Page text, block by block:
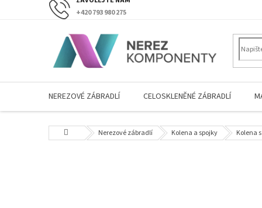
+420 793 980 275
NEREZOVÉ ZÁBRADLÍ CELOSKLENĚNÉ ZÁBRADLÍ
Domů Nerezové zábradlí Kolena a spojky Kolena